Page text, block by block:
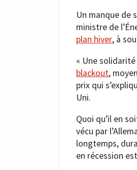
Un manque de
ministre de
plan hiver, à
« Une
blackout,
prix qui
Uni.
Quoi qu’il en
vécu par
longtemps,
en récession